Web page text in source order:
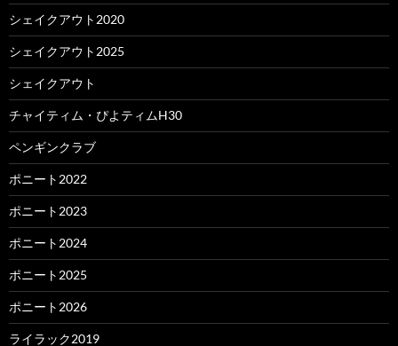
シェイクアウト2020
シェイクアウト2025
シェイクアウト
チャイティム・ぴよティムH30
ペンギンクラブ
ポニート2022
ポニート2023
ポニート2024
ポニート2025
ポニート2026
ライラック2019